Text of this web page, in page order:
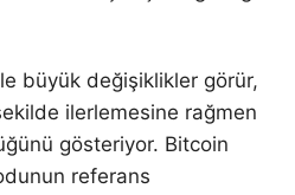
büyük değişiklikler görür,
ilerlemesine rağmen
gösteriyor. Bitcoin
referans